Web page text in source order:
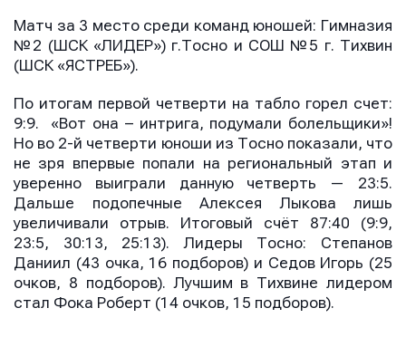
Матч за 3 место среди команд юношей: Гимназия
№2 (ШСК «ЛИДЕР») г.Тосно и СОШ №5 г. Тихвин
(ШСК «ЯСТРЕБ»).
По итогам первой четверти на табло горел счет:
9:9. «Вот она – интрига, подумали болельщики»!
Но во 2-й четверти юноши из Тосно показали, что
не зря впервые попали на региональный этап и
уверенно выиграли данную четверть — 23:5.
Дальше подопечные Алексея Лыкова лишь
увеличивали отрыв. Итоговый счёт 87:40 (9:9,
23:5, 30:13, 25:13). Лидеры Тосно: Степанов
Даниил (43 очка, 16 подборов) и Седов Игорь (25
очков, 8 подборов). Лучшим в Тихвине лидером
стал Фока Роберт (14 очков, 15 подборов).